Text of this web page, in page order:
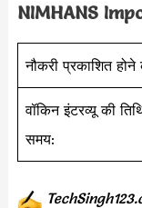
NIMHANS
नौकरी प्रकाशित होने
वॉकिन इंटरव्यू की
समय: